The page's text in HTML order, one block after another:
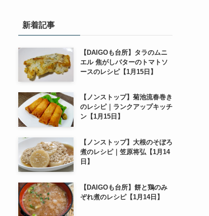
新着記事
【DAIGOも台所】タラのムニ
エル 焦がしバターのトマトソ
ースのレシピ【1月15日】
【ノンストップ】菊池流春巻き
のレシピ｜ランクアップキッチ
ン【1月15日】
【ノンストップ】大根のそぼろ
煮のレシピ｜笠原将弘【1月14
日】
【DAIGOも台所】餅と鶏のみ
ぞれ煮のレシピ【1月14日】